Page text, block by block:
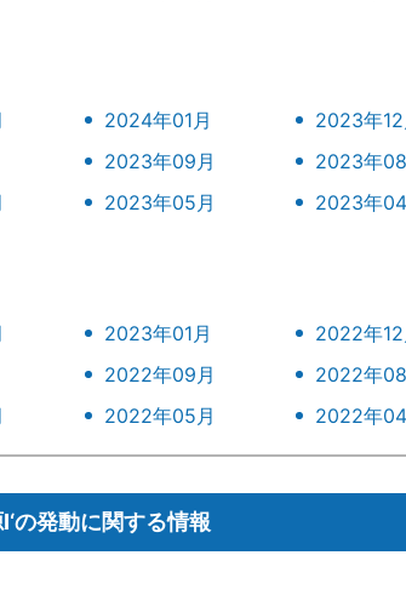
2024年01月
2023年12
2023年09月
2023年
2023年05月 2023年
2023年01月
2022年12
2022年09月
2022年
2022年05月 2022年
の発動に関する情報